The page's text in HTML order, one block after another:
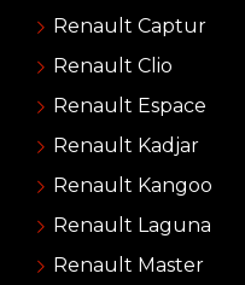
Renault Captur
Renault Clio
Renault Espace
Renault Kadjar
Renault Kangoo
Renault Laguna
Renault Master